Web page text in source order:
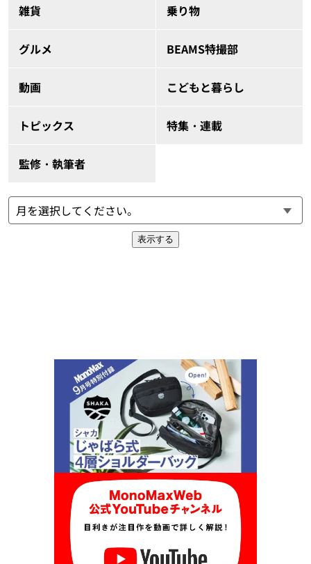
雑貨 乗り物
グルメ BEAMS特撮部
動画 こどもと暮らし
トピックス 特集・連載
監修・執筆者
表示する